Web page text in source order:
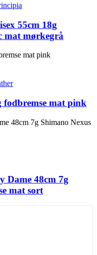
55cm 18g
mat mørkegrå
fodbremse mat pink
Dame 48cm 7g
mat sort